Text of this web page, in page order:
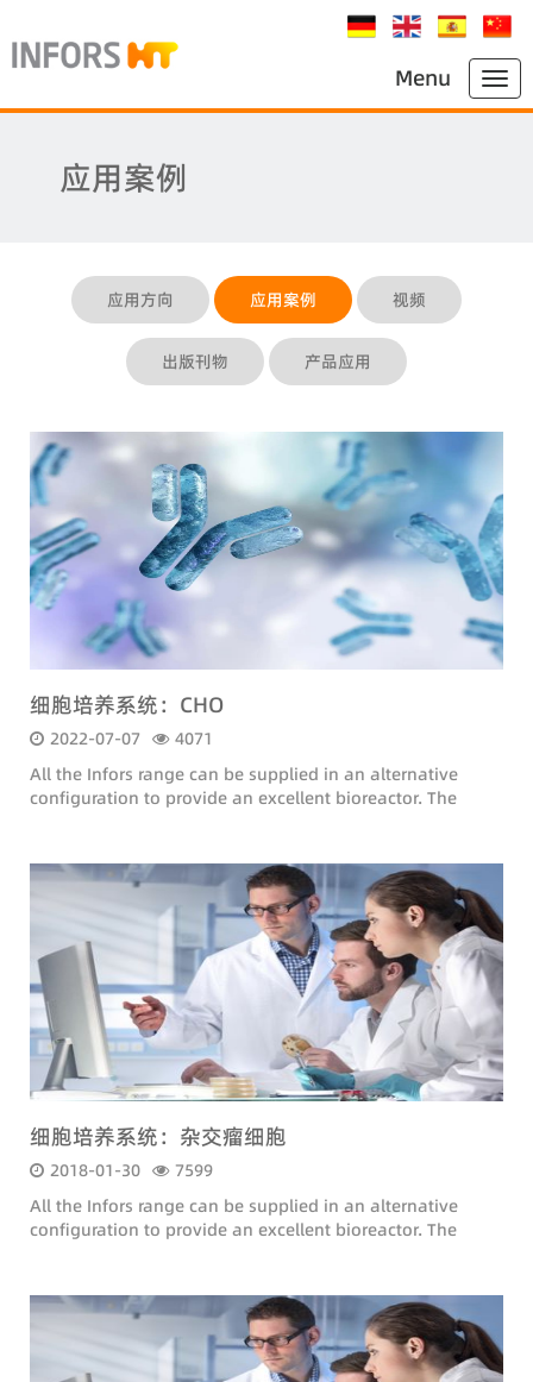
Menu
应用案例
应用方向 应用案例 视频
出版刊物 产品应用
细胞培养系统：CHO
2022-07-07
4071
All the Infors range can be supplied in an alternative
configuration to provide an excellent bioreactor. The
细胞培养系统：杂交瘤细胞
2018-01-30
7599
All the Infors range can be supplied in an alternative
configuration to provide an excellent bioreactor. The